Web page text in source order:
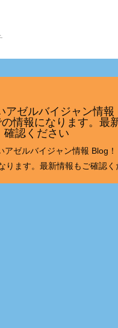
アゼルバイジャン情
情報になります。最
確認ください
アゼルバイジャン情報
ります。最新情報もご確認く